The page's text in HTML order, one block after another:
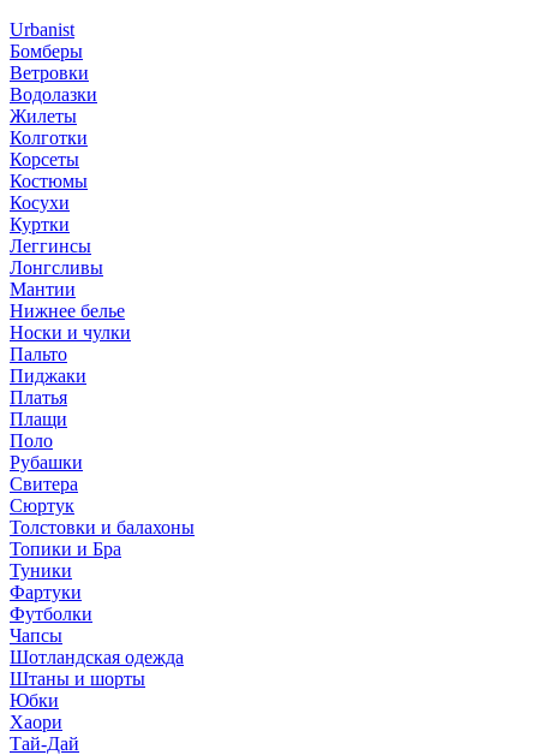
Urbanist
Бомберы
Ветровки
Водолазки
Жилеты
Колготки
Корсеты
Костюмы
Косухи
Куртки
Леггинсы
Лонгсливы
Мантии
Нижнее белье
Носки и чулки
Пальто
Пиджаки
Платья
Плащи
Поло
Рубашки
Свитера
Сюртук
Толстовки и балахоны
Топики и Бра
Туники
Фартуки
Футболки
Чапсы
Шотландская одежда
Штаны и шорты
Юбки
Хаори
Тай-Дай